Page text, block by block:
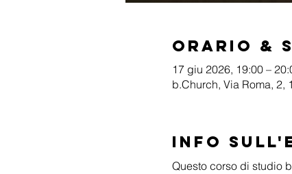
Orario &
17 giu 2026, 19:00 –
b.Church, Via Roma, 2,
Info
Questo corso di studio